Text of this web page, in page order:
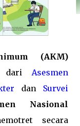
(AKM)
dari Asesmen
dan Survei
Nasional
secara